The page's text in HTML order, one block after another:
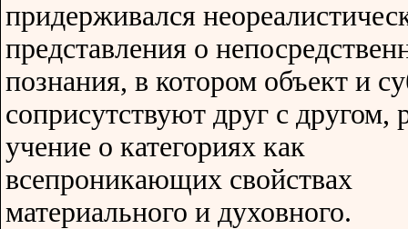
придерживался
представления о
познания, в котором объект и
соприсутствуют друг с другом,
учение о категориях как
всепроникающих свойствах
материального и духовного.